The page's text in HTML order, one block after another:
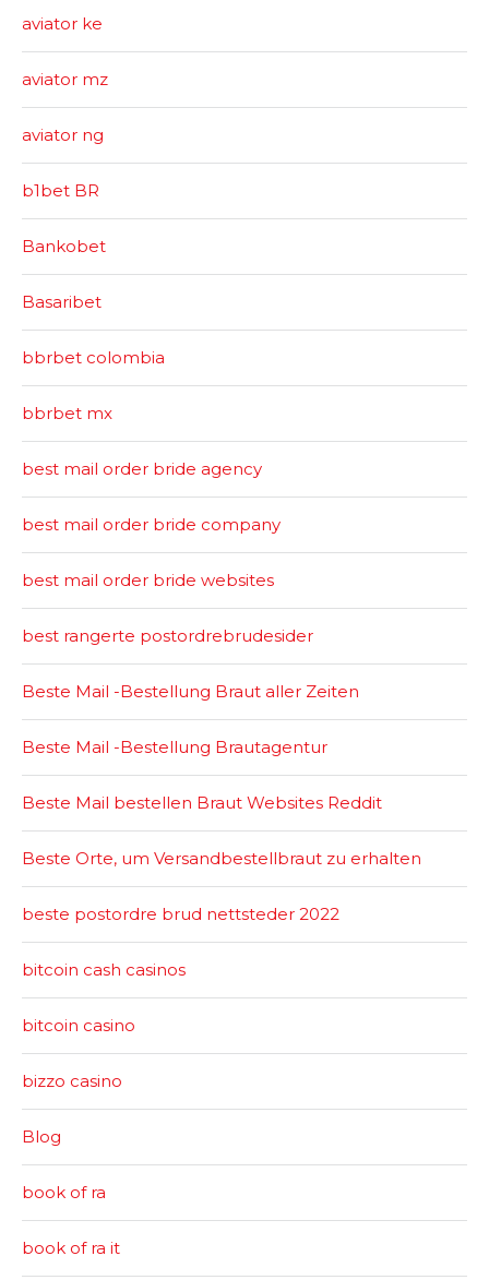
aviator ke
aviator mz
aviator ng
b1bet BR
Bankobet
Basaribet
bbrbet colombia
bbrbet mx
best mail order bride agency
best mail order bride company
best mail order bride websites
best rangerte postordrebrudesider
Beste Mail -Bestellung Braut aller Zeiten
Beste Mail -Bestellung Brautagentur
Beste Mail bestellen Braut Websites Reddit
Beste Orte, um Versandbestellbraut zu erhalten
beste postordre brud nettsteder 2022
bitcoin cash casinos
bitcoin casino
bizzo casino
Blog
book of ra
book of ra it